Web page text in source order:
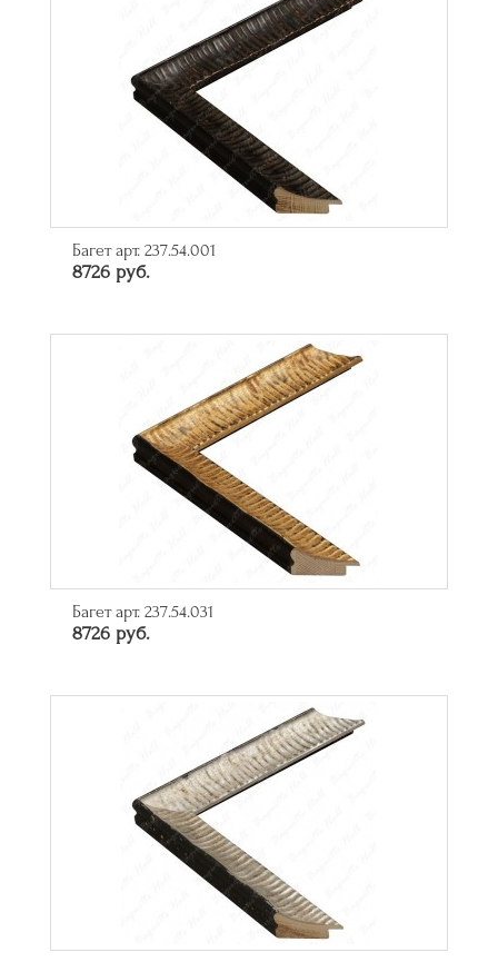
Багет арт. 237.54.001
8726 руб.
Багет арт. 237.54.031
8726 руб.